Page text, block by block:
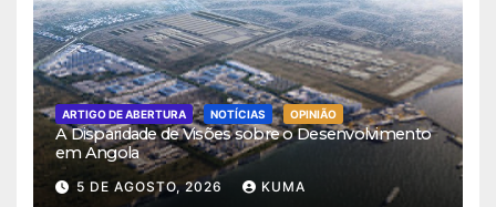
ARTIGO DE ABERTURA NOTÍCIAS OPINIÃO
A Disparidade de Visões sobre o Desenvolvimento
em Angola
5 DE AGOSTO, 2026 KUMA